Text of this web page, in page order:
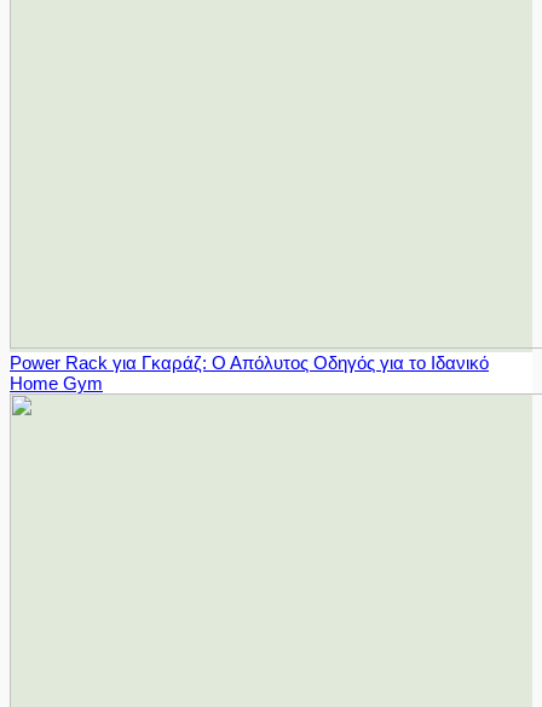
Power Rack για Γκαράζ: Ο Απόλυτος Οδηγός για το Ιδανικό
Home Gym